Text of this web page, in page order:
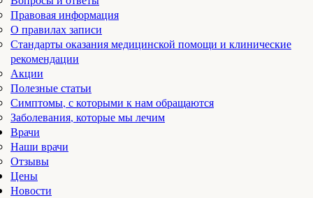
Правовая информация
О правилах записи
Стандарты оказания медицинской помощи и клинические
рекомендации
Акции
Полезные статьи
Симптомы, с которыми к нам обращаются
Заболевания, которые мы лечим
Врачи
Наши врачи
Отзывы
Цены
Новости